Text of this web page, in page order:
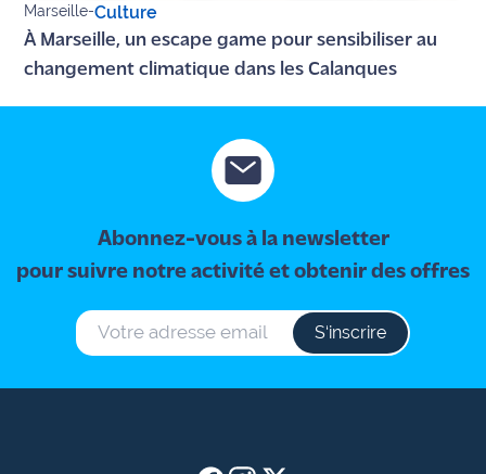
Marseille-Culture
À Marseille, un escape game pour sensibiliser au
changement climatique dans les Calanques
Abonnez-vous à la newsletter
pour suivre notre activité et obtenir des offres
S‘inscrire